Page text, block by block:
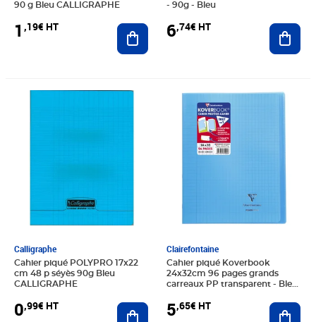
90 g Bleu CALLIGRAPHE
1 ,19€ HT Ajouter au panier
- 90g - Bleu
6,74€ HT
Calligraphe
Cahier piqué POLYPRO 17x22
cm 48 p séyès 90g Bleu
CALLIGRAPHE
0,99€ HT Ajouter au panier
Clairefontaine
Cahier piqué Koverbook
24x32cm 96 pages grands
carreaux PP transparent - Bleu
5,65€ HT
Prix 5,65€ HT